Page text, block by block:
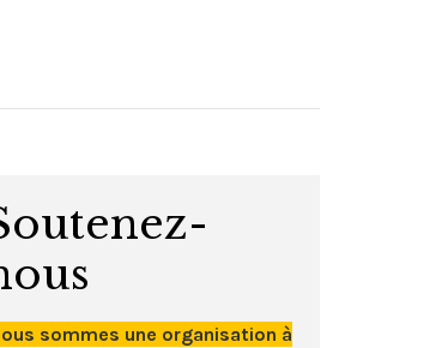
sommes une organisation à